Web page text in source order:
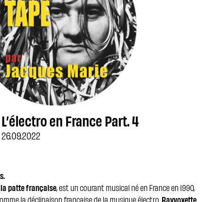
L’électro en France Part. 4
26.09.2022
la patte française, est un courant musical né en France en 1990,
la déclinaison française de la musique électro. Rayvoxette